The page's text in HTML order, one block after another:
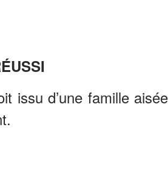
issu d’une famille